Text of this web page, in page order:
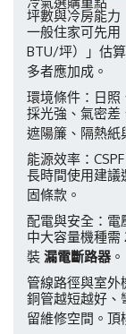
坪數與冷房能力
一般住家可先
BTU/坪）」估
多者應加成。
環境條件：日照
採光強、氣密差
遮陽簾、隔熱紙
能源效率：
長時間使用建議
固條款。
配電與安全：電
中大容量機種需
裝 漏電斷路器 。
管線路徑與室外
銅管越短越好、
留維修空間。頂